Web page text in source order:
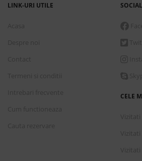
puși pe distracție. Viața
LINK-URI UTILE SOCIAL
CELE